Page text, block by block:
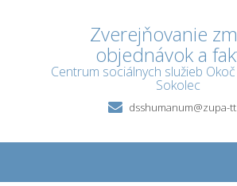
Zverejňovanie
objednávok a
Centrum sociálnych služieb
Sokolec
dsshumanum@zupa-